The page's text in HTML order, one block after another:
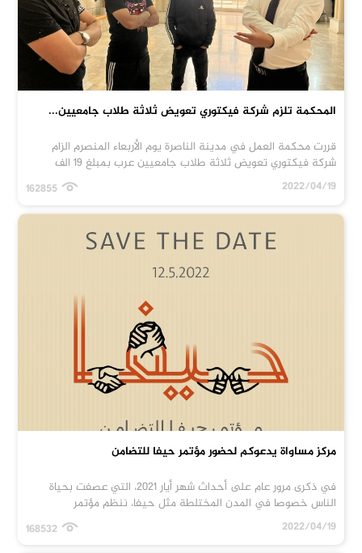
المحكمة تلزم شركة فيكتوري تعويض ثلاثة طلاب جامعيين...
قررت محكمة العمل في مدينة الناصرة يوم الأربعاء المنصرم الزام
شركة فيكتوري تعويض ثلاثة طلاب جامعيين عرب بمبلغ 19 الف
2022/04/19
مركز مساواة يدعوكم لحضور مؤتمر حيفا للتضامن
في ذكرى مرور عام على أحداث شهر أيار 2021، التي عصفت بحياة
الناس خصوصا في المدن المختلطة مثل حيفا، ننظم مؤتمر
2022/04/19